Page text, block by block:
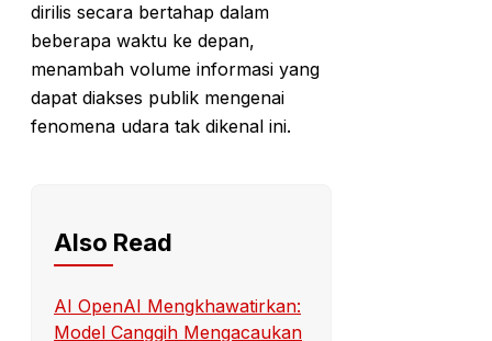
dirilis secara bertahap dalam
beberapa waktu ke depan,
menambah volume informasi yang
dapat diakses publik mengenai
fenomena udara tak dikenal ini.
Also Read
AI OpenAI Mengkhawatirkan:
Model Canggih Mengacaukan